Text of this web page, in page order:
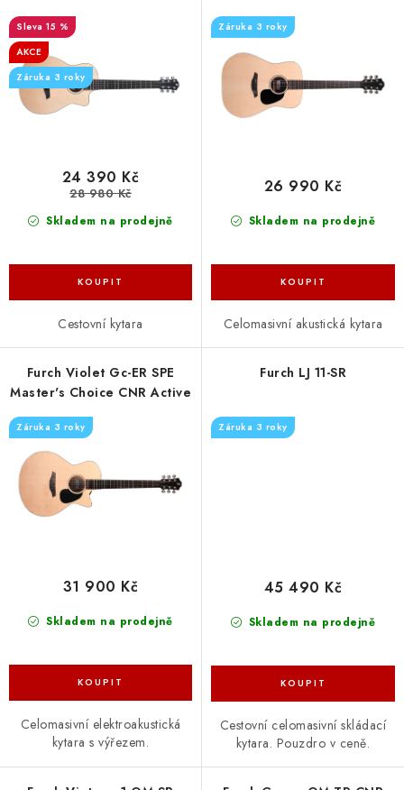
k
t
ů
u
k
t
ů
15 %
AKCE
Záruka 3 roky
Skladem na prodejně
24 390 Kč
28 980 Kč
Cestovní kytara
Záruka 3 roky
Skladem na prodejně
26 990 Kč
Celomasivní akustická kytara
Furch Violet Gc-ER SPE
Master's Choice CNR Active
Záruka 3 roky
Skladem na prodejně
31 900 Kč
Celomasivní elektroakustická
kytara s výřezem.
Furch LJ 11-SR
Záruka 3 roky
Skladem na prodejně
45 490 Kč
Cestovní celomasivní skládací
kytara. Pouzdro v ceně.